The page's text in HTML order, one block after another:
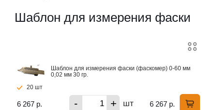
Шаблон для измерения фаски
Шаблон для измерения фаски (фаскомер) 0-60 мм
0,02 мм 30 гр.
20 шт
6 267 р. - + шт 6 267 р.